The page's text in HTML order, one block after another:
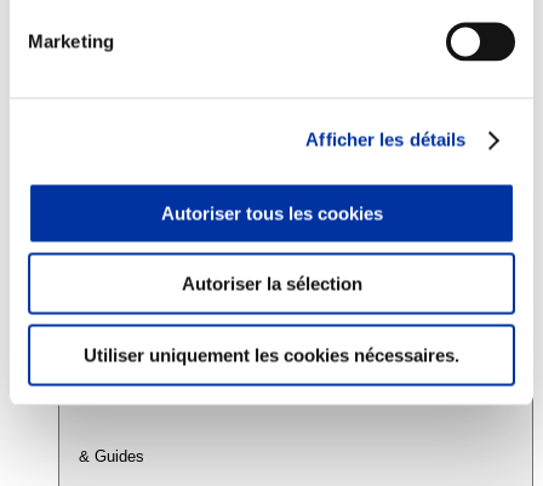
Marketing
Afficher les détails
Autoriser tous les cookies
Autoriser la sélection
Utiliser uniquement les cookies nécessaires.
Viandes et santé
Juste rémunération et attractivité des métiers
Info-veille scientifique
Sources d’information
Accords
& Guides